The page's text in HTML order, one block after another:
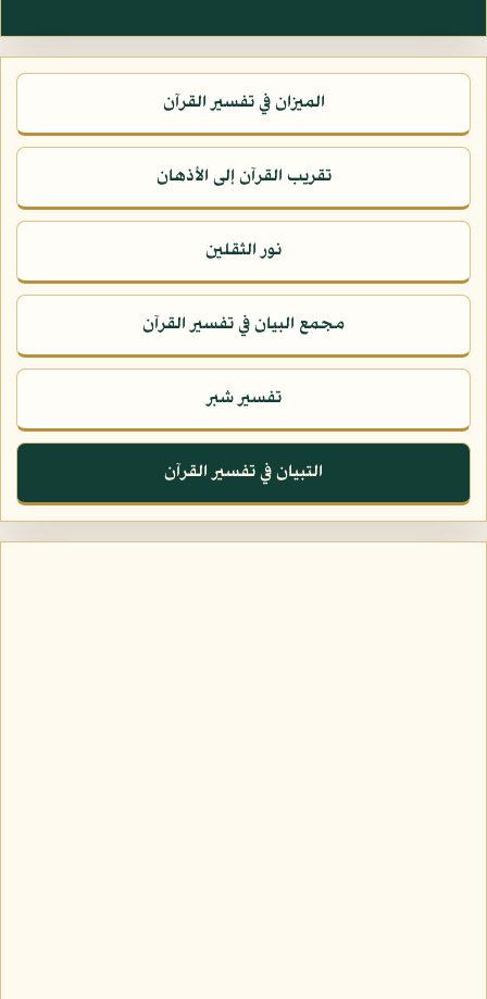
الميزان في تفسير القرآن
تقريب القرآن إلى الأذهان
نور الثقلين
مجمع البيان في تفسير القرآن
تفسير شبر
التبيان في تفسير القرآن